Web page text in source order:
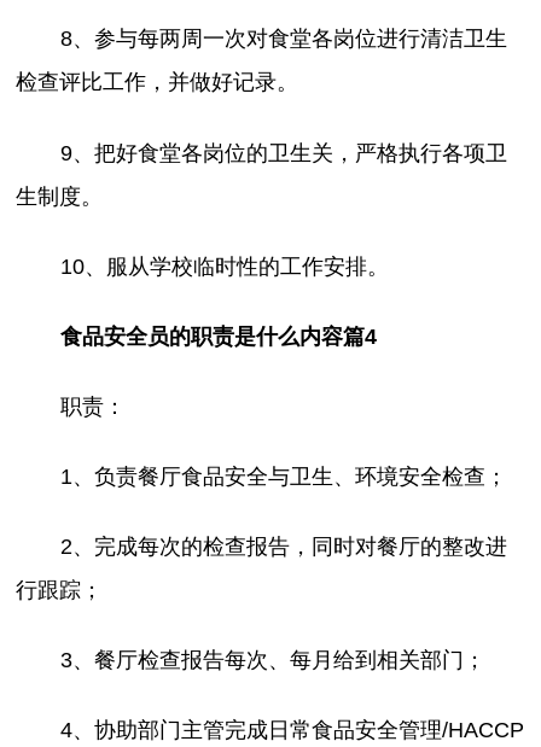
8、参与每两周一次对食堂各岗位进行清洁卫生
检查评比工作，并做好记录。
9、把好食堂各岗位的卫生关，严格执行各项卫
生制度。
10、服从学校临时性的工作安排。
食品安全员的职责是什么内容篇4
职责：
1、负责餐厅食品安全与卫生、环境安全检查；
2、完成每次的检查报告，同时对餐厅的整改进
行跟踪；
3、餐厅检查报告每次、每月给到相关部门；
4、协助部门主管完成日常食品安全管理/HACCP